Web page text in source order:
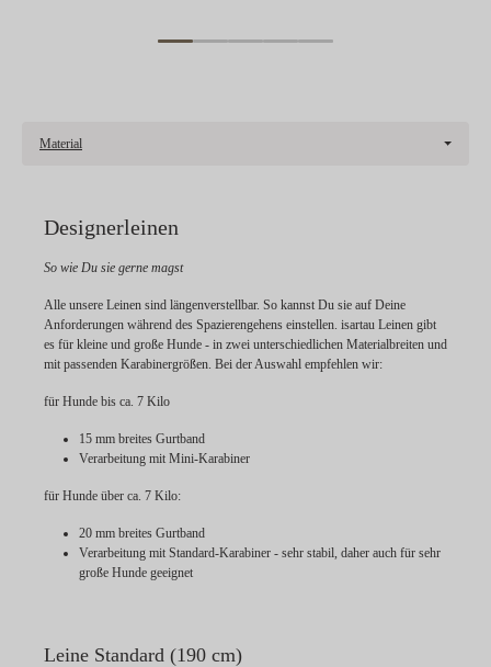
Material
Designerleinen
So wie Du sie gerne magst
Alle unsere Leinen sind längenverstellbar. So kannst Du sie auf Deine
Anforderungen während des Spazierengehens einstellen. isartau Leinen gibt
es für kleine und große Hunde - in zwei unterschiedlichen Materialbreiten und
mit passenden Karabinergrößen. Bei der Auswahl empfehlen wir:
für Hunde bis ca. 7 Kilo
15 mm breites Gurtband
Verarbeitung mit Mini-Karabiner
für Hunde über ca. 7 Kilo:
20 mm breites Gurtband
Verarbeitung mit Standard-Karabiner - sehr stabil, daher auch für sehr
große Hunde geeignet
Leine Standard (190 cm)